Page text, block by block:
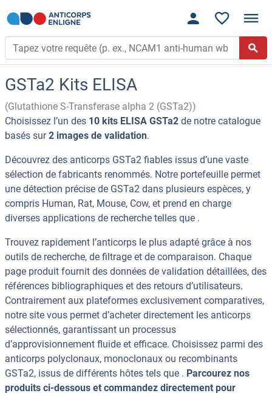
GSTa2 Kits ELISA
(Glutathione S-Transferase alpha 2 (GSTa2))
Choisissez l’un des 10 kits ELISA GSTa2 de notre catalogue
basés sur2 images de validation.
Découvrez des anticorps GSTa2 fiables issus d’une vaste
sélection de fabricants renommés. Notre portefeuille permet
une détection précise de GSTa2 dans plusieurs espèces, y
compris Human, Rat, Mouse, Cow, et prend en charge
diverses applications de recherche telles que .
Trouvez rapidement l’anticorps le plus adapté grâce à nos
outils de recherche, de filtrage et de comparaison. Chaque
page produit fournit des données de validation détaillées, des
références bibliographiques et des retours d’utilisateurs.
Contrairement aux plateformes exclusivement comparatives,
notre site vous permet d’acheter directement les anticorps
sélectionnés, garantissant un processus
d’approvisionnement fluide et efficace. Choisissez parmi des
anticorps polyclonaux, monoclonaux ou recombinants
GSTa2, issus de différents hôtes tels que . Parcourez nos
produits ci-dessous et commandez directement pour